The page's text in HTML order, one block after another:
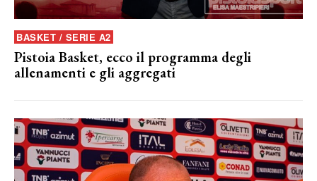
BASKET / SERIE A2
Pistoia Basket, ecco il programma degli
allenamenti e gli aggregati